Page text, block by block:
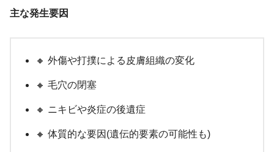
主な発生要因
🔸 外傷や打撲による皮膚組織の変化
🔸 毛穴の閉塞
🔸 ニキビや炎症の後遺症
🔸 体質的な要因(遺伝的要素の可能性も)